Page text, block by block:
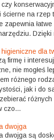
na rzep
zapewnia
Dzięki
dla
firmę i
nie mogłeś
różnego
jak i do
różnych
czo...
dwojga
dwojga są